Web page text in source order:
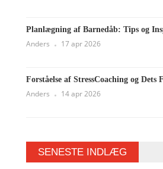
Planlægning af Barnedåb: Tips og
Anders 17 apr 2026
Forståelse af StressCoaching og Dets
Anders 14 apr 2026
SENESTE INDLÆG